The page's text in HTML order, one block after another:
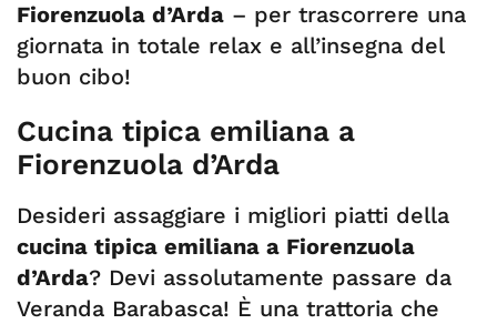
Fiorenzuola d’Arda – per trascorrere una
giornata in totale relax e all’insegna del
buon cibo!
Cucina tipica emiliana a
Fiorenzuola d’Arda
Desideri assaggiare i migliori piatti della
cucina tipica emiliana a Fiorenzuola
d’Arda? Devi assolutamente passare da
Veranda Barabasca! È una trattoria che